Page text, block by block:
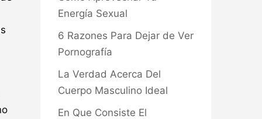
Energía Sexual
6 Razones Para Dejar de Ver
Pornografía
La Verdad Acerca Del
Cuerpo Masculino Ideal
En Que Consiste El